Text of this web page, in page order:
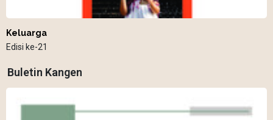
Keluarga
Edisi ke-21
Buletin Kangen